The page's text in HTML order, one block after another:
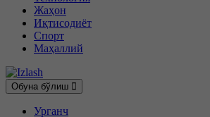
Жаҳон
Иқтисодиёт
Спорт
Маҳаллий
Обуна бўлиш
Урганч